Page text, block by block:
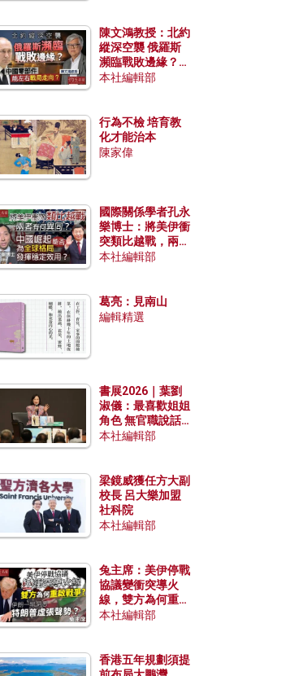
陳文鴻教授：北約
縱深空襲 俄羅斯
瀕臨戰敗邊緣？中
國零部件能左右戰
本社編輯部
行為不檢 培育教
化才能治本
陳家偉
國際關係學者孔永
樂博士：將美伊衝
突類比越戰，兩者
有何異同？中國崛
本社編輯部
葛亮：見南山
編輯精選
書展2026｜葉劉
淑儀：最喜歡姐姐
角色 無官職說話
包袱少
本社編輯部
梁鏡威獲任方大副
校長 呂大樂加盟
社科院
本社編輯部
兔主席：美伊停戰
協議變衝突導火
線，雙方為何重啟
戰爭？伊朗一早洞
本社編輯部
香港五年規劃須提